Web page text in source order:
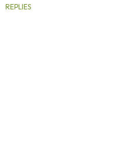
REPLIES